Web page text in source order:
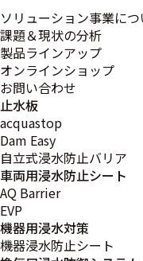
ソリューション事業につ
課題＆現状の分析
製品ラインアップ
オンラインショップ
お問い合わせ
止水板
acquastop
Dam Easy
自立式浸水防止バリア
車両用浸水防止シート
AQ Barrier
EVP
機器用浸水対策
機器浸水防止シート
アビスパ福岡は、「子
と活力を」という理念
化や社会貢献活動に積
当社はその理念に共感
したいという想いから
約に至りました。
今後は、アビスパ福岡
ツを通じた地域とのつ
地域に根ざした企業活